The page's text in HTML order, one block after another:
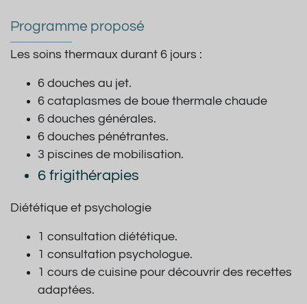
Programme proposé
Les soins thermaux durant 6 jours :
6 douches au jet.
6 cataplasmes de boue thermale chaude
6 douches générales.
6 douches pénétrantes.
3 piscines de mobilisation.
6 frigithérapies
Diététique et psychologie
1 consultation diététique.
1 consultation psychologue.
1 cours de cuisine pour découvrir des recettes
adaptées.